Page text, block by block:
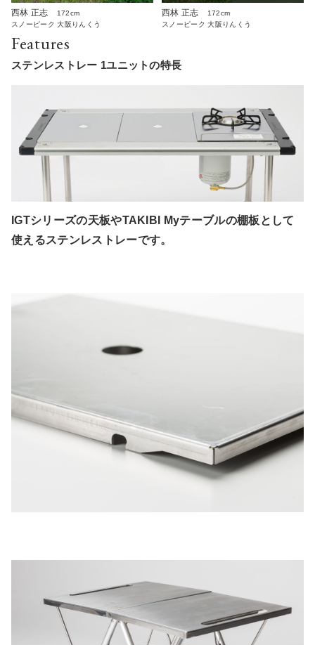
西林 正志
172cm
スノーピーク 大阪りんくう
西林 正志
172cm
スノーピーク 大阪りんくう
Features
ステンレストレー 1ユニットの特長
IGTシリーズの天板やTAKIBI Myテーブルの棚板として
使えるステンレストレーです。